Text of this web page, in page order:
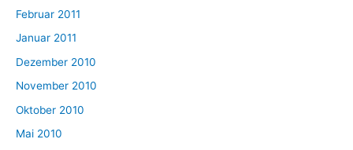
Februar 2011
Januar 2011
Dezember 2010
November 2010
Oktober 2010
Mai 2010